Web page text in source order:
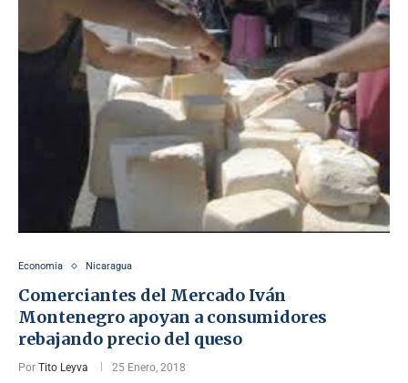
Economia Nicaragua
Comerciantes del Mercado Iván
Montenegro apoyan a consumidores
rebajando precio del queso
Por Tito Leyva 25 Enero, 2018